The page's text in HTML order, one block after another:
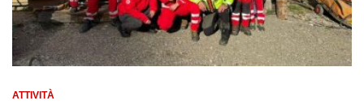
ATTIVITÀ